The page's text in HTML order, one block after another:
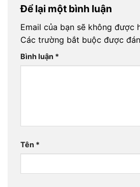
Để lại một bình luận
Email của bạn sẽ không được
Các trường bắt buộc được
Bình luận *
Tên *